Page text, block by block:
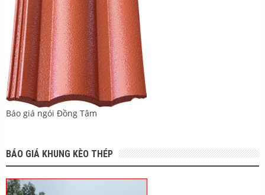
Báo giá ngói Đồng Tâm
BÁO GIÁ KHUNG KÈO THÉP